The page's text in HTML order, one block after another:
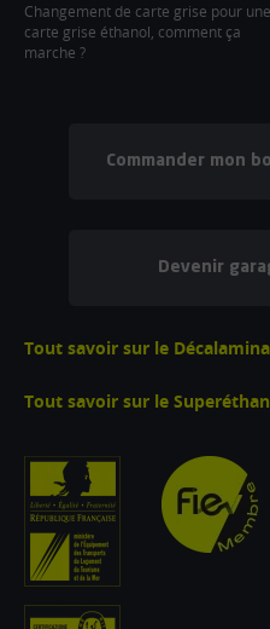
Changement de carte grise pour une
carte grise éthanol, comment ça
marche ?
Commander mon
Devenir
Tout savoir sur le
Tout savoir sur le